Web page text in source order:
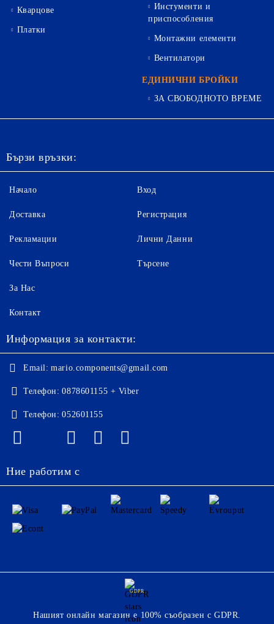
Кварцове
Платки
Инстументи и
приспособления
Монтажни елементи
Вентилатори
ЕДИНИЧНИ БРОЙКИ
ЗА СВОБОДНОТО ВРЕМЕ
Бързи връзки:
Начало
Доставка
Рекламации
Чести Въпроси
Вход
Регистрация
Лични Данни
Търсене
За Нас
Контакт
Информация за контакти:
Email: mario.components@gmail.com
Телефон: 0878601155 + Viber
Телефон: 052601155
Ние работим с
GDPR
Нашият онлайн магазин е 100% съобразен с GDPR.